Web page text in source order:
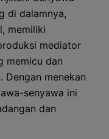
di dalamnya,
memiliki
mediator
memicu dan
Dengan menekan
senyawa ini
dan